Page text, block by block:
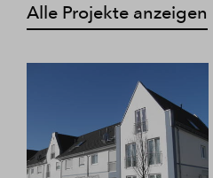
Alle Projekte anzeigen